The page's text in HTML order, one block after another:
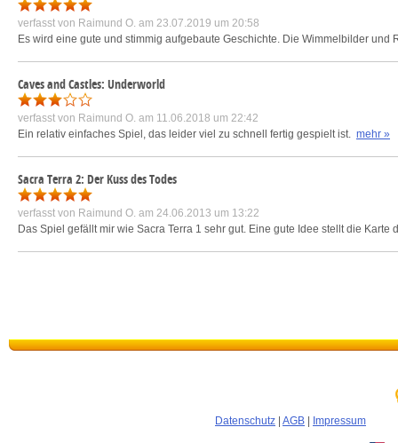
verfasst von Raimund O. am 23.07.2019 um 20:58
Es wird eine gute und stimmig aufgebaute Geschichte. Die Wimmelbilder
Caves and Castles: Underworld
verfasst von Raimund O. am 11.06.2018 um 22:42
Ein relativ einfaches Spiel, das leider viel zu schnell fertig gespielt ist. mehr »
Sacra Terra 2: Der Kuss des Todes
verfasst von Raimund O. am 24.06.2013 um 13:22
Das Spiel gefällt mir wie Sacra Terra 1 sehr gut. Eine gute Idee stellt die
Datenschutz AGB Impressum